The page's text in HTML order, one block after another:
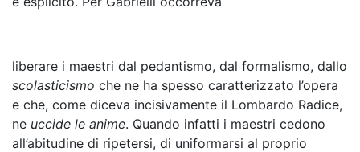
liberare i maestri dal pedantismo, dal formalismo, dallo
scolasticismo che ne ha spesso caratterizzato l’opera
e che, come diceva incisivamente il Lombardo Radice,
ne uccide le anime. Quando infatti i maestri cedono
all’abitudine di ripetersi, di uniformarsi al proprio